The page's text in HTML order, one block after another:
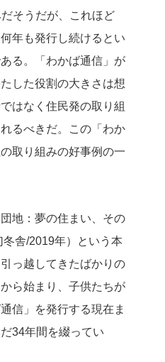
そうだが、これほど
年も発行し続けるとい
る。「わかば通信」が
した役割の大きさは想
はなく住民発の取り組
るべきだ。この「わか
取り組みの好事例の一
地：夢の住まい、その
舎/2019年）という本
っ越してきたばかりの
ら始まり、子供たちが
信」を発行する現在ま
34年間を綴ってい